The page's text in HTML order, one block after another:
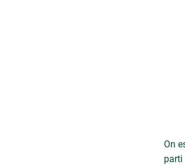
On
parti